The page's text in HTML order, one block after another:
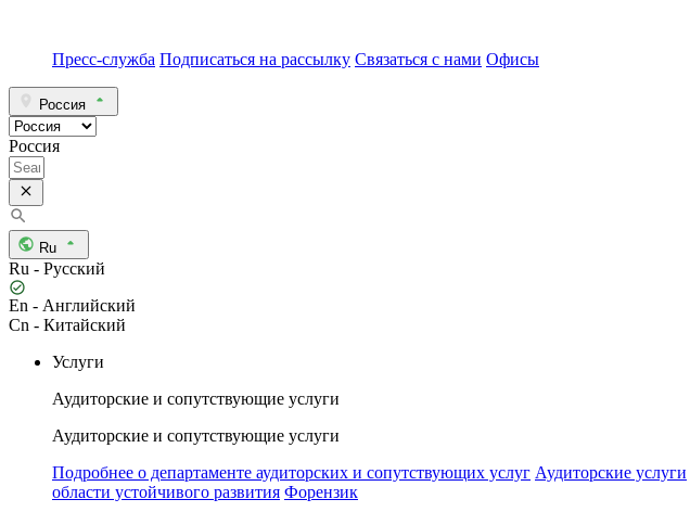
Пресс-служба Подписаться на рассылку Связаться с нами Офисы
Россия
Россия
Ru
Ru - Русский
En - Английский
Cn - Китайский
Услуги
Аудиторские и сопутствующие услуги
Аудиторские и сопутствующие услуги
Подробнее о департаменте аудиторских и сопутствующих услуг Аудиторские услуги
области устойчивого развития Форензик